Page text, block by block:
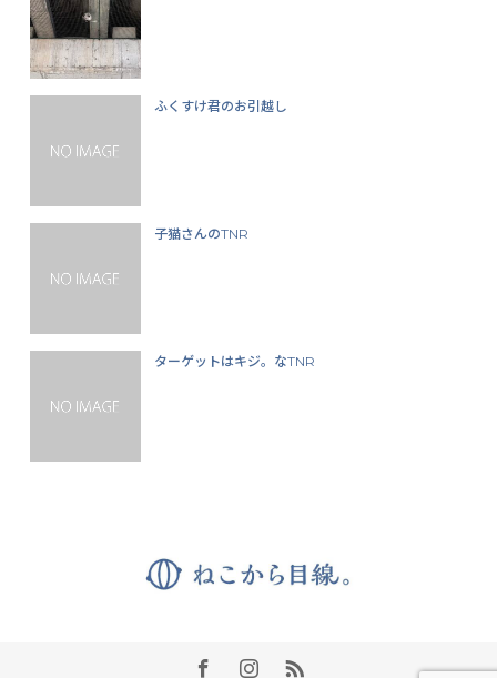
ふくすけ君のお引越し
子猫さんのTNR
ターゲットはキジ。なTNR